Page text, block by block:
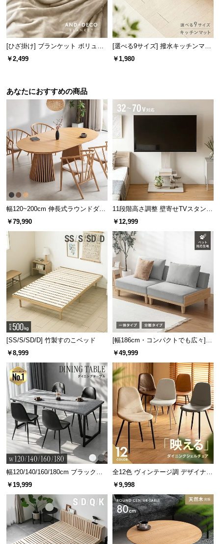
[ひざ掛け] ブランケット ボリュー
ムタイプ
￥2,499
[選べる9サイズ] 撥水キッチンマッ
ト
￥1,980
あなたにおすすめの商品
幅120~200cm 伸長式ラウンドダイ
ニングテーブル 6人掛け 天然木突
板 美しい格子デザイン
￥79,990
11段階高さ調整 壁寄せTVスタンド
キャスター付き 上下左右角度調節
￥12,999
[SS/S/SD/D] 竹製すのこベッド
￥8,999
[幅186cm・コンパクトでも広々] 3
人掛けソファベッド リクライニン
￥49,999
幅120/140/160/180cm ブラックフ
レーム ダイニング 大理石調 4人掛
￥19,999
全12色 ヴィンテージ調 デザイナー
ズシェルチェア
￥9,998